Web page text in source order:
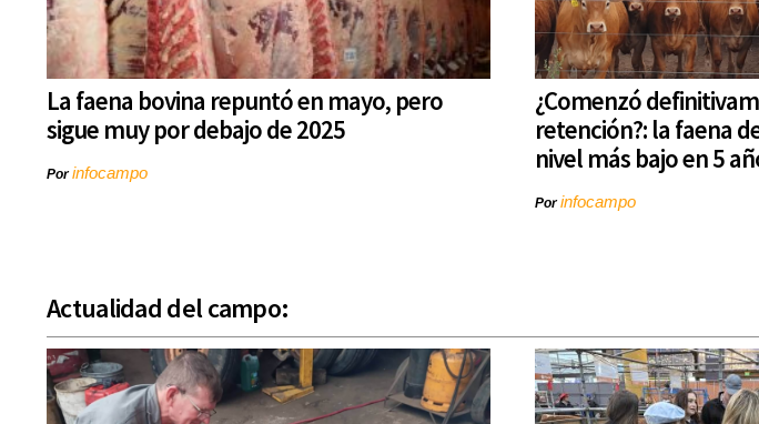
La faena bovina repuntó en mayo, pero
sigue muy por debajo de 2025
Porinfocampo
¿Comenzó
retención?: la faena
nivel más bajo en 5
Porinfocampo
Actualidad del campo: